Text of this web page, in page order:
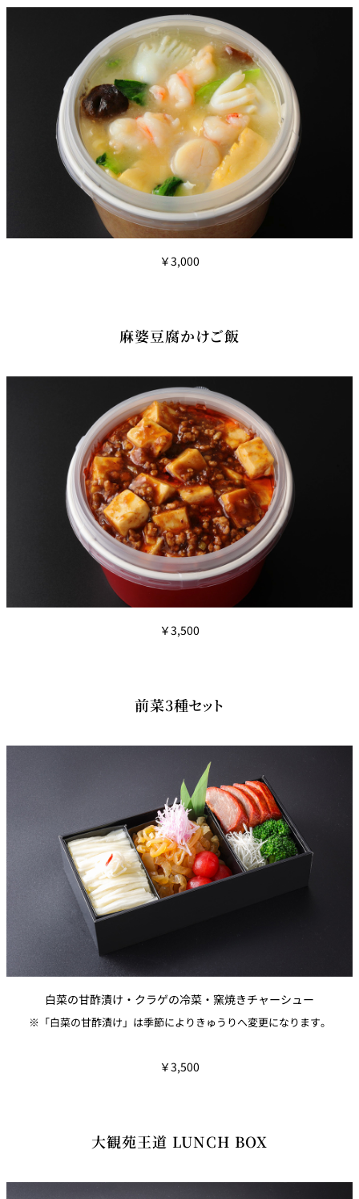
￥3,000
麻婆豆腐かけご飯
￥3,500
前菜3種セット
白菜の甘酢漬け・クラゲの冷菜・窯焼きチャーシュー
※「白菜の甘酢漬け」は季節によりきゅうりへ変更になります。
￥3,500
大観苑王道 LUNCH BOX